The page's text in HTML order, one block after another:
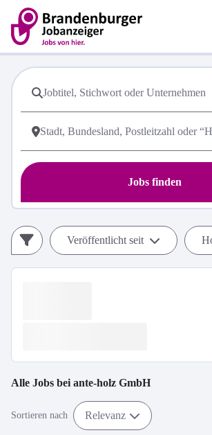
Jobs finden
Veröffentlicht seit
Alle Jobs bei ante-holz GmbH
Sortieren nach Relevanz